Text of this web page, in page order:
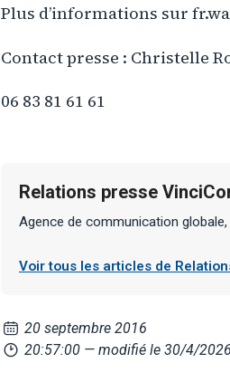
Plus d’informations sur
Contact presse : Christelle
06 83 81 61 61
Relations presse
Agence de communication
Voir tous les articles de
20 septembre 2016
20:57:00 — modifié le 30/4/